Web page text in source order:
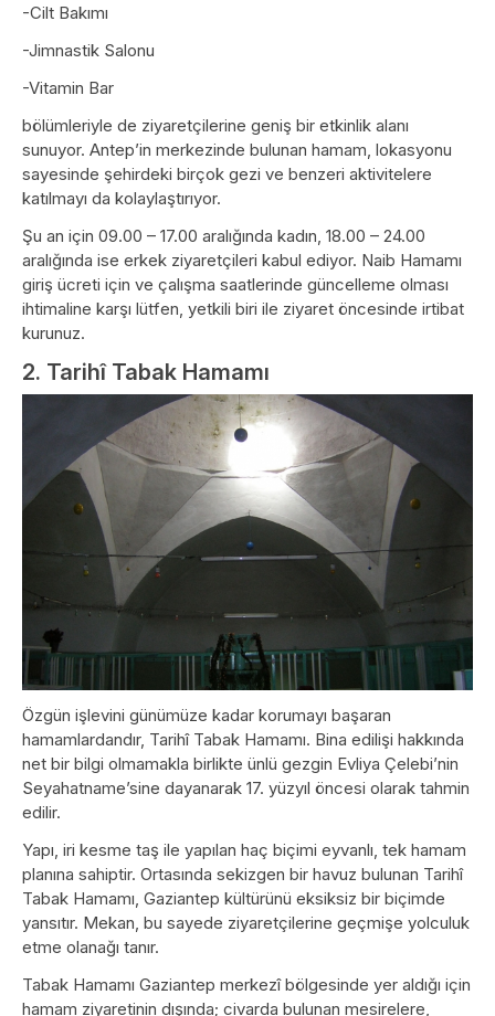
-Cilt Bakımı
-Jimnastik Salonu
-Vitamin Bar
bölümleriyle de ziyaretçilerine geniş bir etkinlik alanı
sunuyor. Antep’in merkezinde bulunan hamam, lokasyonu
sayesinde şehirdeki birçok gezi ve benzeri aktivitelere
katılmayı da kolaylaştırıyor.
Şu an için 09.00 – 17.00 aralığında kadın, 18.00 – 24.00
aralığında ise erkek ziyaretçileri kabul ediyor. Naib Hamamı
giriş ücreti için ve çalışma saatlerinde güncelleme olması
ihtimaline karşı lütfen, yetkili biri ile ziyaret öncesinde irtibat
kurunuz.
2. Tarihî Tabak Hamamı
Özgün işlevini günümüze kadar korumayı başaran
hamamlardandır, Tarihî Tabak Hamamı. Bina edilişi hakkında
net bir bilgi olmamakla birlikte ünlü gezgin Evliya Çelebi’nin
Seyahatname’sine dayanarak 17. yüzyıl öncesi olarak tahmin
edilir.
Yapı, iri kesme taş ile yapılan haç biçimi eyvanlı, tek hamam
planına sahiptir. Ortasında sekizgen bir havuz bulunan Tarihî
Tabak Hamamı, Gaziantep kültürünü eksiksiz bir biçimde
yansıtır. Mekan, bu sayede ziyaretçilerine geçmişe yolculuk
etme olanağı tanır.
Tabak Hamamı Gaziantep merkezî bölgesinde yer aldığı için
hamam ziyaretinin dışında; civarda bulunan mesirelere,